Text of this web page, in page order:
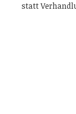
statt